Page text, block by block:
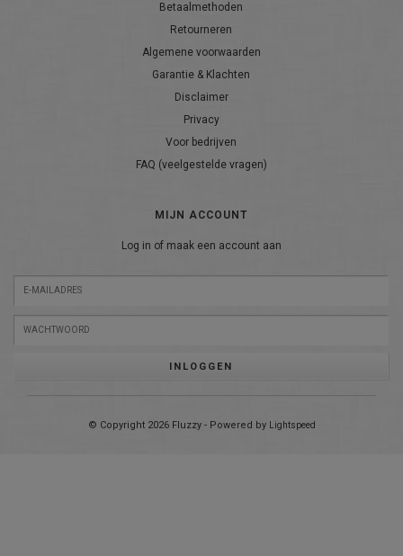
Betaalmethoden
Retourneren
Algemene voorwaarden
Garantie & Klachten
Disclaimer
Privacy
Voor bedrijven
FAQ (veelgestelde vragen)
MIJN ACCOUNT
Log in of maak een account aan
INLOGGEN
© Copyright 2026 Fluzzy - Powered by Lightspeed